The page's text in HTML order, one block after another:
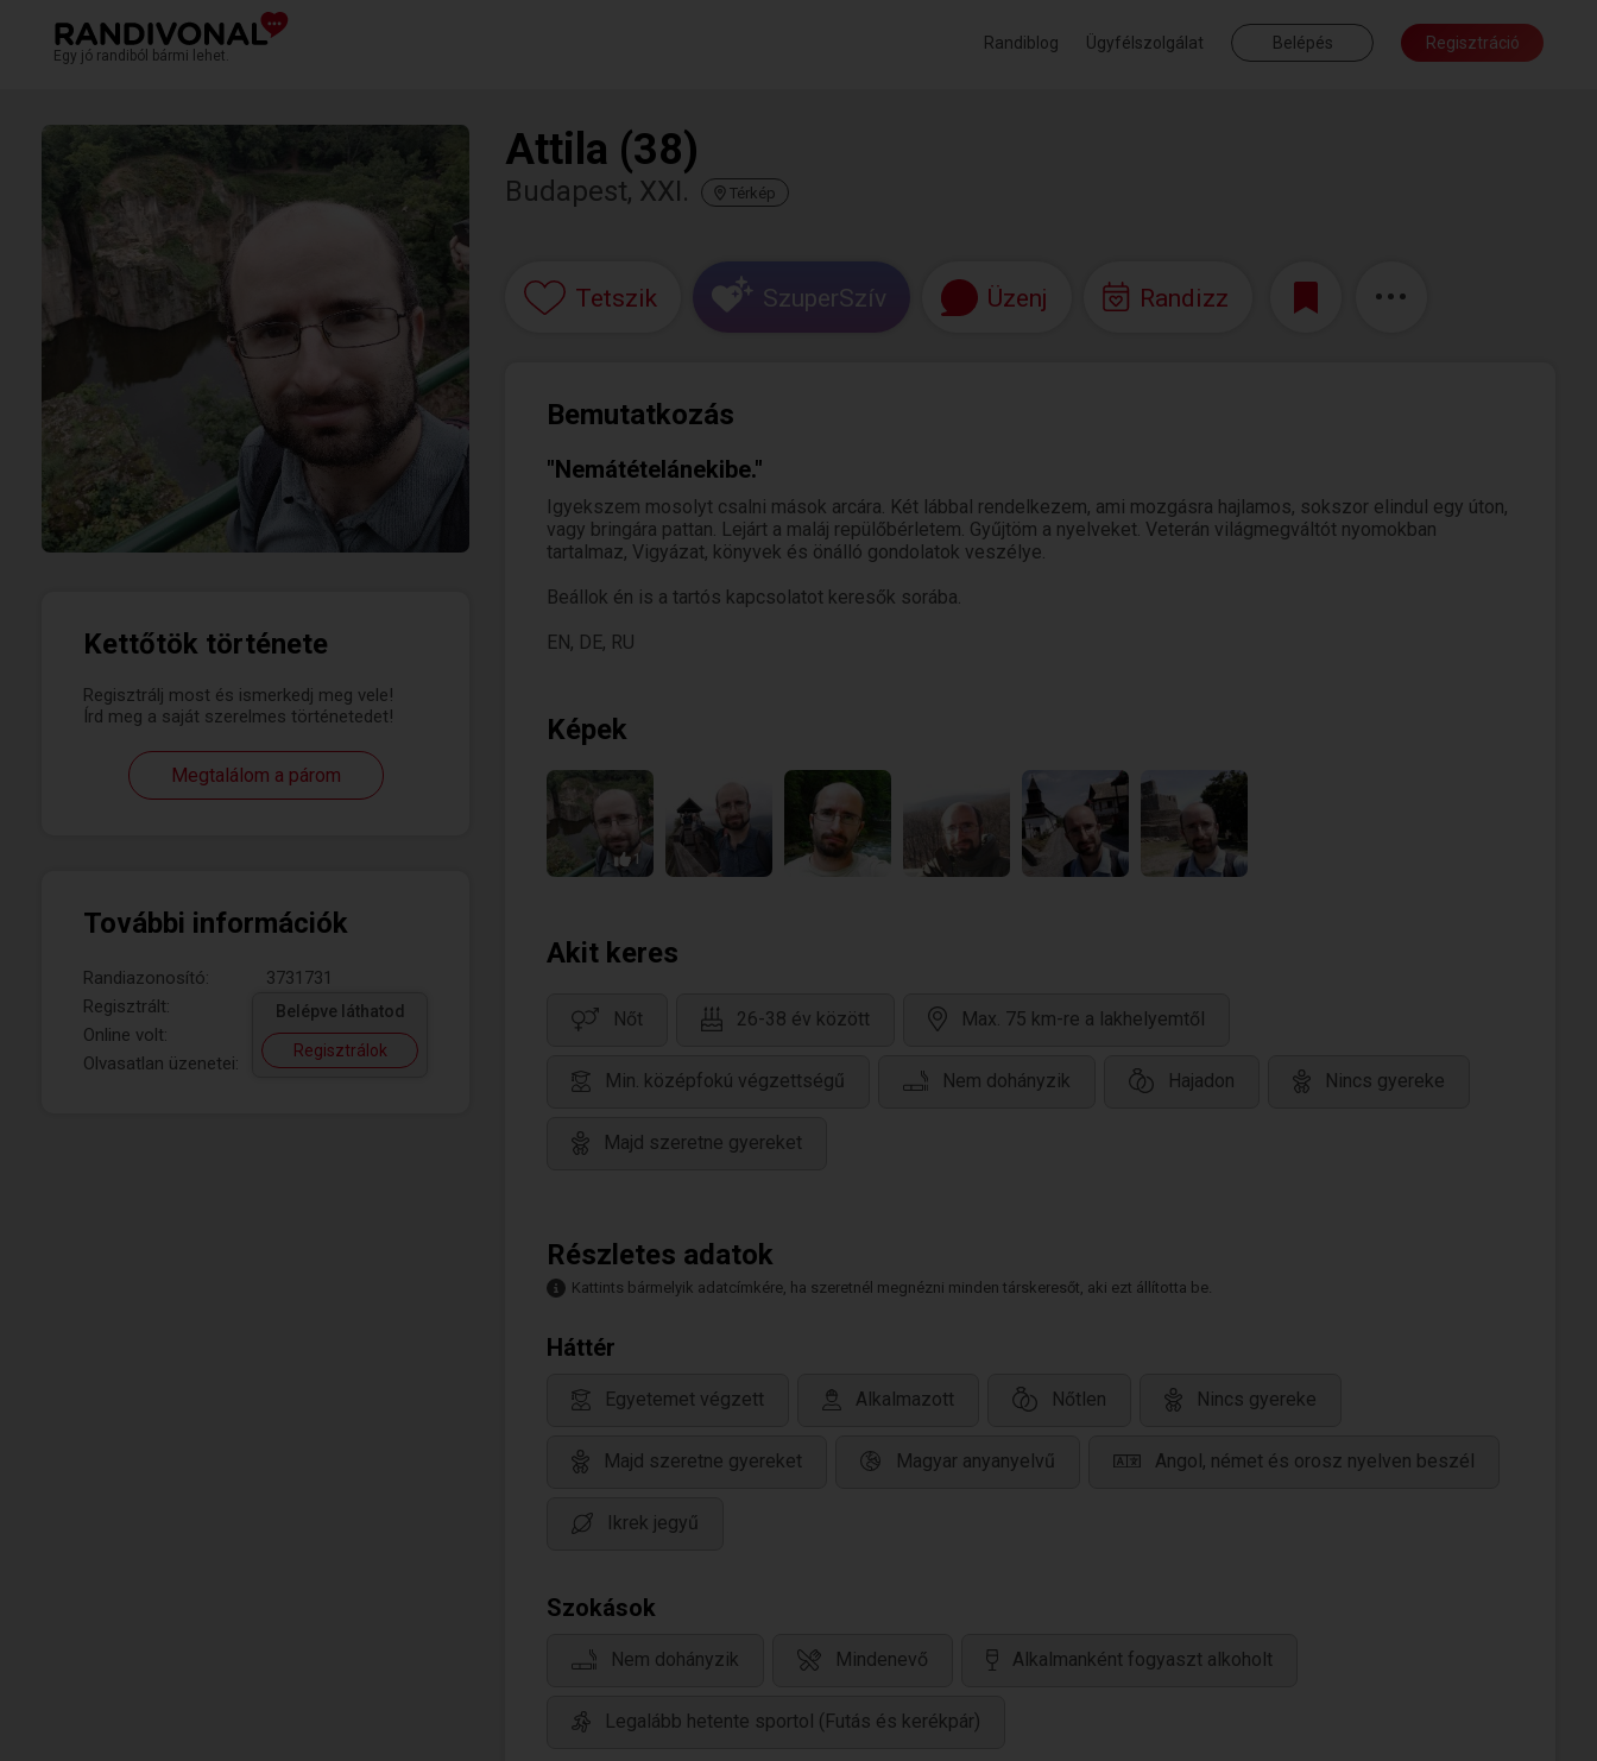
Egy jó randiból bármi lehet.
Randiblog Ügyfélszolgálat Belépés Regisztráció
Kettőtök története
Regisztrálj most és ismerkedj meg vele!
Írd meg a saját szerelmes történetedet!
Megtalálom a párom
További információk
Randiazonosító:
3731731
Regisztrált:
Online volt:
Olvasatlan üzenetei:
Belépve láthatod
Regisztrálok
Attila (38)
Budapest, XXI. Térkép
Tetszik SzuperSzív Üzenj Randizz
Bemutatkozás
"Nemátételánekibe."
Igyekszem mosolyt csalni mások arcára. Két lábbal rendelkezem, ami mozgásra hajlamos, sokszor elindul egy úton,
vagy bringára pattan. Lejárt a maláj repülőbérletem. Gyűjtöm a nyelveket. Veterán világmegváltót nyomokban
tartalmaz, Vigyázat, könyvek és önálló gondolatok veszélye.
Beállok én is a tartós kapcsolatot keresők sorába.
EN, DE, RU
Képek
1
Akit keres
Nőt 26-38 év között Max. 75 km-re a lakhelyemtől
Min. középfokú végzettségű Nem dohányzik Hajadon Nincs gyereke
Majd szeretne gyereket
Részletes adatok
Kattints bármelyik adatcímkére, ha szeretnél megnézni minden társkeresőt, aki ezt állította be.
Háttér
Egyetemet végzett Alkalmazott Nőtlen Nincs gyereke
Majd szeretne gyereket Magyar anyanyelvű Angol, német és orosz nyelven beszél
Ikrek jegyű
Szokások
Nem dohányzik Mindenevő Alkalmanként fogyaszt alkoholt
Legalább hetente sportol (Futás és kerékpár)